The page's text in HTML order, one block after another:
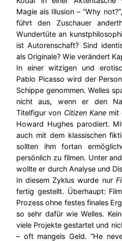
Magie als Illusion – “Why
führt den Zuschauer
Wundertüte an
ist Autorenschaft? Sind
als Originale? Wie verändert
In einer witzigen und
Pablo Picasso wird der
Schippe genommen. Welles
nicht aus, wenn er den
Titelfigur von Citizen Kanemit
Howard Hughes parodiert.
auch mit dem klassischen
sollten ihm fortan
persönlich zu filmen. Unter
wollte er durch Analyse und
In diesem Zyklus wurde nur
fertig gestellt. Überhaupt:
Prozess ohne festes finales
so sehr dafür wie Welles.
viele Projekte gestartet und
– oft mangels Geld. “He